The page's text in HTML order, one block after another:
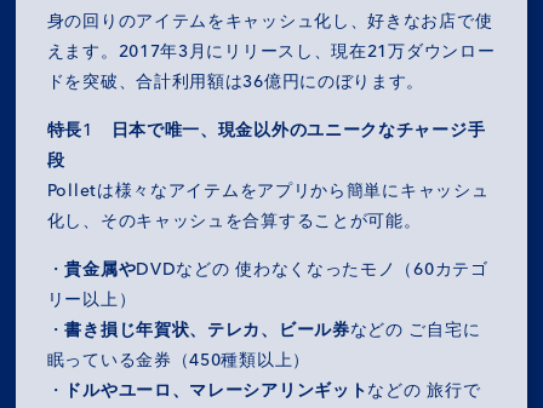
RECRUIT
NEWS
OZ MEDIA
身の回りのアイテムをキャッシュ化し、好きなお店で使
えます。2017年3月にリリースし、現在21万ダウンロー
ドを突破、合計利用額は36億円にのぼります。
特長1 日本で唯一、現金以外のユニークなチャージ手
段
Polletは様々なアイテムをアプリから簡単にキャッシュ
化し、そのキャッシュを合算することが可能。
・貴金属やDVDなどの 使わなくなったモノ（60カテゴ
リー以上）
・書き損じ年賀状、テレカ、ビール券などの ご自宅に
眠っている金券（450種類以上）
・
ドルやユーロ、マレーシアリンギット などの 旅行で